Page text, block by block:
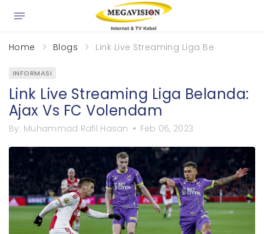
Home Blogs Link Live Streaming Liga Belanda:
INFORMASI
Link Live Streaming Liga Belanda:
Ajax Vs FC Volendam
By: Muhammad Rafil Hasan Feb 06, 2023